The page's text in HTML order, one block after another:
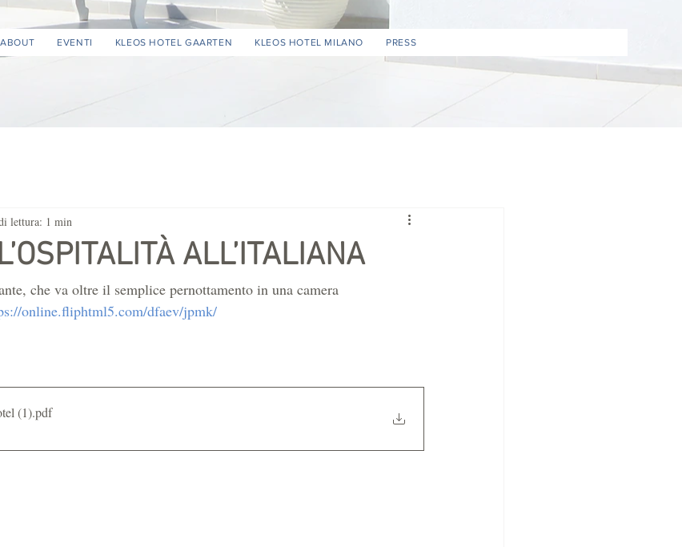
ABOUT EVENTI KLEOS HOTEL GAARTEN KLEOS HOTEL MILANO PRESS
ALL’ITALIANA
lettura: 1 min
che va oltre il semplice pernottamento in una camera
online.fliphtml5.com/dfaev/jpmk/
(1).pdf